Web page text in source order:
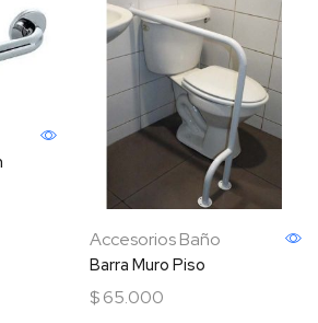
Accesorios Baño
Barra Muro Piso
$65.000